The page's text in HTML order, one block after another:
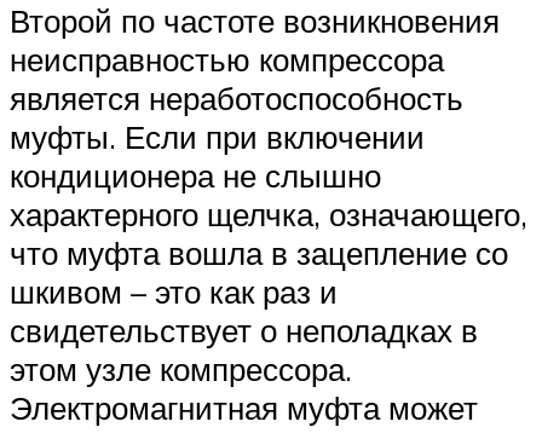
Второй по частоте возникновения
неисправностью компрессора
является неработоспособность
муфты. Если при включении
кондиционера не слышно
характерного щелчка, означающего,
что муфта вошла в зацепление со
шкивом – это как раз и
свидетельствует о неполадках в
этом узле компрессора.
Электромагнитная муфта может